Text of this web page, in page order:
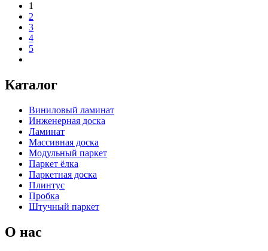
1
2
3
4
5
Каталог
Виниловый ламинат
Инженерная доска
Ламинат
Массивная доска
Модульный паркет
Паркет ёлка
Паркетная доска
Плинтус
Пробка
Штучный паркет
О нас